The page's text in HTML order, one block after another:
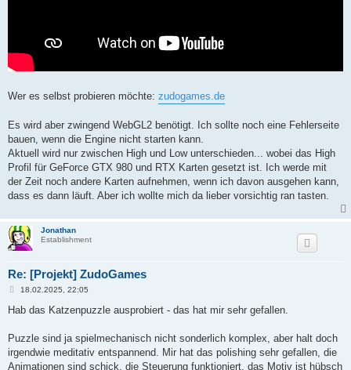
Wer es selbst probieren möchte: zudogames.de
Es wird aber zwingend WebGL2 benötigt. Ich sollte noch eine Fehlerseite
bauen, wenn die Engine nicht starten kann.
Aktuell wird nur zwischen High und Low unterschieden... wobei das High
Profil für GeForce GTX 980 und RTX Karten gesetzt ist. Ich werde mit
der Zeit noch andere Karten aufnehmen, wenn ich davon ausgehen kann,
dass es dann läuft. Aber ich wollte mich da lieber vorsichtig ran tasten.
Jonathan
Establishment
Re: [Projekt] ZudoGames
B
i
a
18.02.2025, 22:05
Hab das Katzenpuzzle ausprobiert - das hat mir sehr gefallen.
Puzzle sind ja spielmechanisch nicht sonderlich komplex, aber halt doch
irgendwie meditativ entspannend. Mir hat das polishing sehr gefallen, die
Animationen sind schick, die Steuerung funktioniert, das Motiv ist hübsch